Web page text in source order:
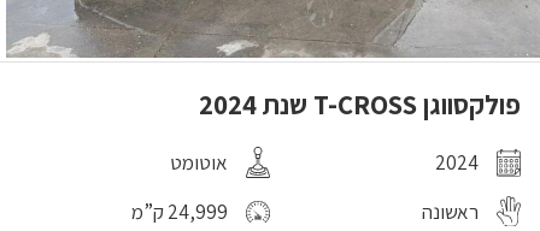
פולקסווגן T-CROSS שנת 2024
2024
אוטומט
ראשונה
24,999 ק”מ